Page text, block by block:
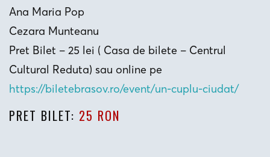
Ana Maria Pop
Cezara Munteanu
Pret Bilet – 25 lei ( Casa de bilete – Centrul
Cultural Reduta) sau online pe
https://biletebrasov.ro/event/un-cuplu-ciudat/
PRET BILET: 25 RON